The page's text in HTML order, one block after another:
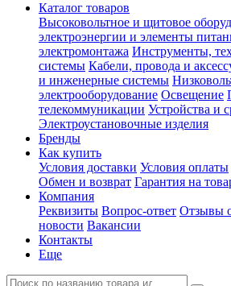
Каталог товаров
Высоковольтное и щитовое
электроэнергии и элементы
электромонтажа Инструменты,
системы Кабели, провода и
и инженерные системы
электрооборудование Освещение
телекоммуникации Устройства и
Электроустановочные изделия
Бренды
Как купить
Условия доставки Условия оплаты
Обмен и возврат Гарантия на
Компания
Реквизиты Вопрос-ответ Отзывы
новости Вакансии
Контакты
Еще